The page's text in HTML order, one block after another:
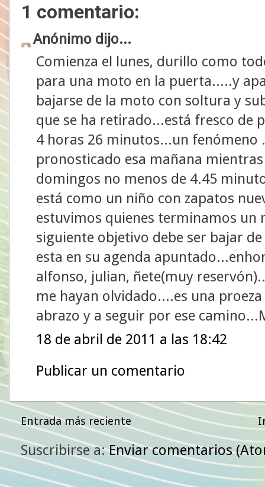
1 comentario:
Anónimo dijo...
Comienza el lunes, durillo como
para una moto en la puerta.....y
bajarse de la moto con soltura y
que se ha retirado...está fresco de
4 horas 26 minutos...un fenómeno
pronosticado esa mañana
domingos no menos de 4.45
está como un niño con zapatos
estuvimos quienes terminamos un
siguiente objetivo debe ser bajar
esta en su agenda
alfonso, julian, ñete(muy
me hayan olvidado....es una
abrazo y a seguir por ese
18 de abril de 2011 a las 18:42
Publicar un comentario
Entrada más reciente
Suscribirse a:Enviar comentarios